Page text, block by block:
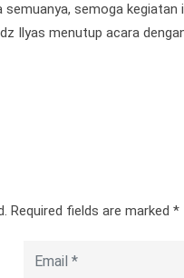
semoga
Ilyas menutup acara
Required fields are marked *